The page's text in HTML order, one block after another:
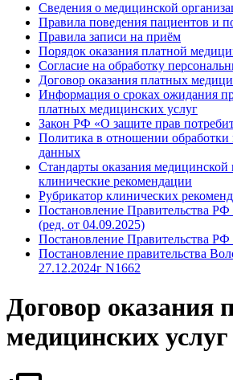
Сведения о медицинской
Правила поведения пациентов и
Правила записи на приём
Порядок оказания платной
Согласие на обработку
Договор оказания платных
Информация о сроках ожидания
платных медицинских услуг
Закон РФ «О защите прав
Политика в отношении обработки
данных
Стандарты оказания
клинические рекомендации
Рубрикатор клинических
Постановление Правительства
(ред. от 04.09.2025)
Постановление Правительства РФ
Постановление правительства
27.12.2024г N1662
Договор оказания
медицинских услуг